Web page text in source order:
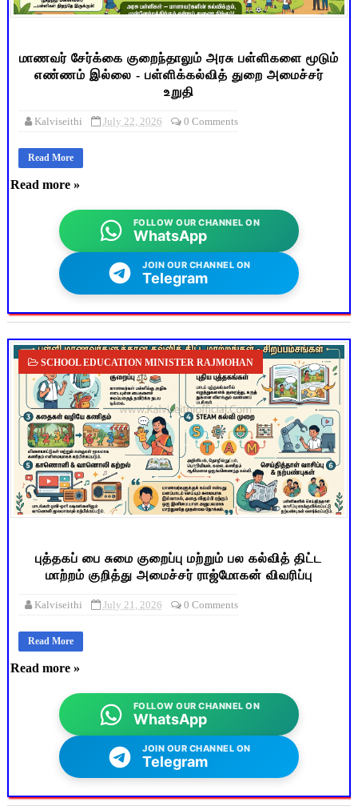
மாணவர் சேர்க்கை குறைந்தாலும் அரசு பள்ளிகளை மூடும்
எண்ணம் இல்லை - பள்ளிக்கல்வித் துறை அமைச்சர்
உறுதி
Kalviseithi July 22, 2026 0 Comments
Read More
Read more »
FOLLOW OUR CHANNEL ON
WhatsApp
JOIN OUR CHANNEL ON
Telegram
SCHOOL EDUCATION MINISTER RAJMOHAN
புத்தகப் பை சுமை குறைப்பு மற்றும் பல கல்வித் திட்ட
மாற்றம் குறித்து அமைச்சர் ராஜ்மோகன் விவரிப்பு
Kalviseithi July 21, 2026 0 Comments
Read More
Read more »
FOLLOW OUR CHANNEL ON
WhatsApp
JOIN OUR CHANNEL ON
Telegram